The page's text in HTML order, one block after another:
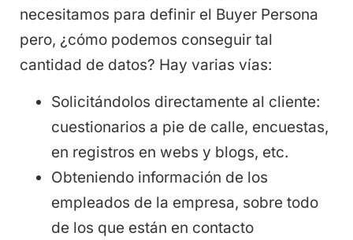
necesitamos para definir el Buyer Persona
pero, ¿cómo podemos conseguir tal
cantidad de datos? Hay varias vías:
Solicitándolos directamente al cliente:
cuestionarios a pie de calle, encuestas,
en registros en webs y blogs, etc.
Obteniendo información de los
empleados de la empresa, sobre todo
de los que están en contacto